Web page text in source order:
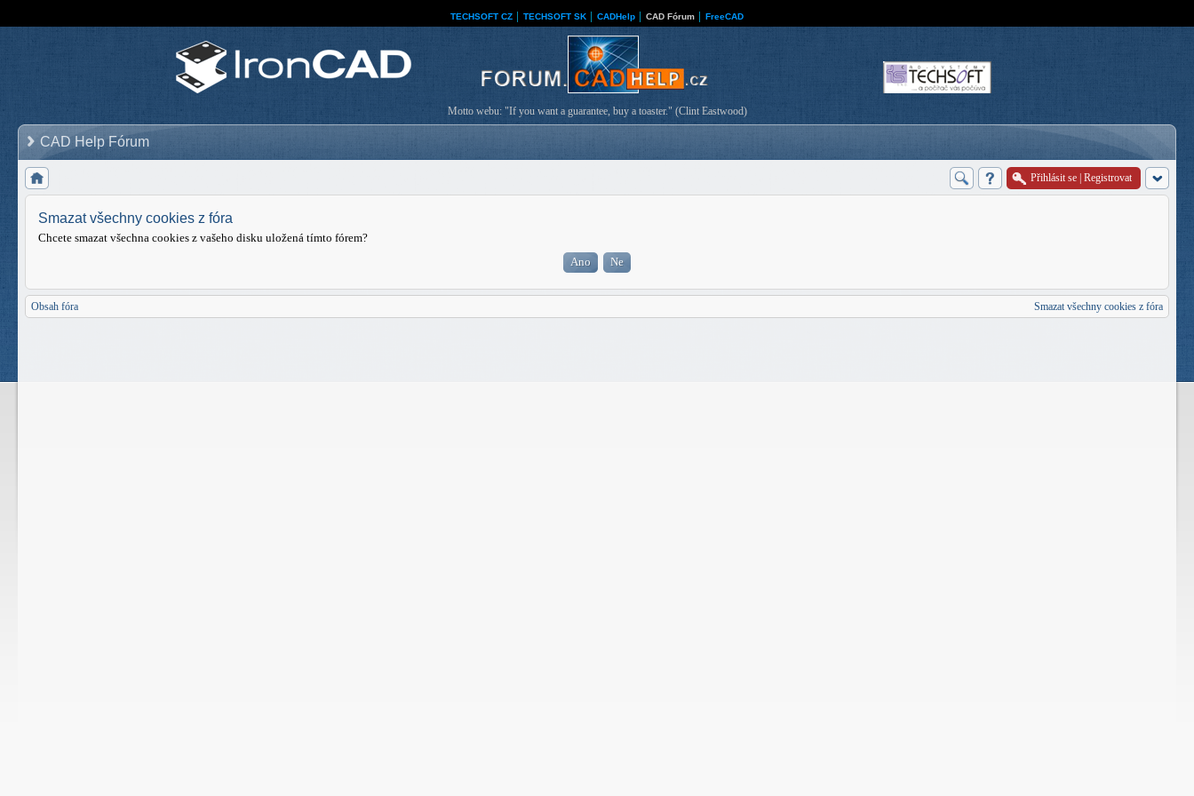
TECHSOFT CZ TECHSOFT SK CADHelp CAD Fórum FreeCAD
Motto webu: "If you want a guarantee, buy a toaster." (Clint Eastwood)
CAD Help Fórum
Přihlásit se Registrovat
Smazat všechny cookies z fóra
Chcete smazat všechna cookies z vašeho disku uložená tímto fórem?
Obsah fóra Smazat všechny cookies z fóra